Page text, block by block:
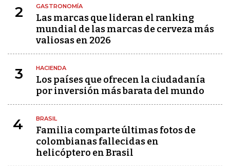
2 GASTRONOMÍA
Las marcas que lideran el ranking
mundial de las marcas de cerveza más
valiosas en 2026
3 HACIENDA
Los países que ofrecen la ciudadanía
por inversión más barata del mundo
4 BRASIL
Familia comparte últimas fotos de
colombianas fallecidas en
helicóptero en Brasil